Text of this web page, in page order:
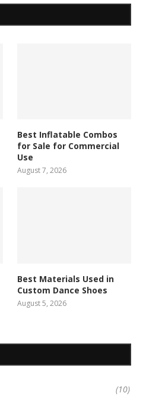
Best Inflatable Combos
for Sale for Commercial
Use
August 7, 2026
Best Materials Used in
Custom Dance Shoes
August 5, 2026
(10)